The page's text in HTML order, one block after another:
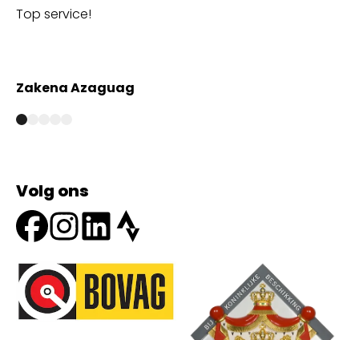
Top service!
Zakena Azaguag
Volg ons
Onze partners